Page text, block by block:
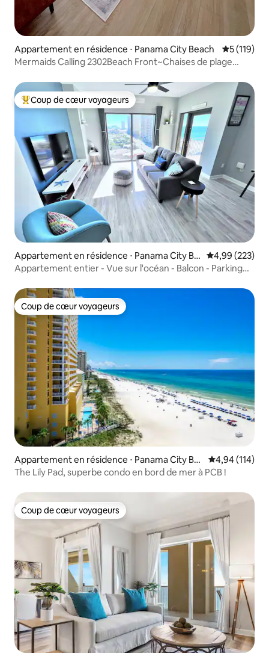
Appartement en résidence ⋅ Panama City Beach Évaluation
5 (119)
Mermaids Calling 2302Beach Front~Chaises de plage
Coups de cœur voyageurs les plus appréciés
Coup de cœur voyageurs
Appartement en résidence ⋅ Panama City Be
ach
Évaluation
4,99 (223)
Appartement entier - Vue sur l'océan - Balcon - Parking
Coup de cœur voyageurs
Coup de cœur voyageurs
Appartement en résidence ⋅ Panama City Be
ach
Évaluation
4,94 (114)
The Lily Pad, superbe condo en bord de mer à PCB !
Coup de cœur voyageurs
Coup de cœur voyageurs